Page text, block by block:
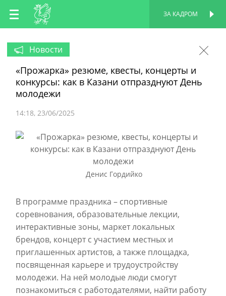
RU
EN
ЗА КАДРОМ
Новости
«Прожарка» резюме, квесты, концерты и
конкурсы: как в Казани отпразднуют День
молодежи
14:18 23/06/2025
Денис Гордийко
В программе праздника – спортивные
соревнования, образовательные лекции,
интерактивные зоны, маркет локальных
брендов, концерт с участием местных и
приглашенных артистов, а также площадка,
посвященная карьере и трудоустройству
молодежи. На ней молодые люди смогут
познакомиться с работодателями, найти работу
ПЕРСОНАЛЬНАЯ